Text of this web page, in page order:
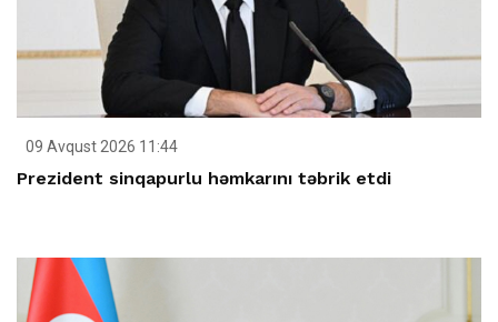
09 Avqust 2026 11:44
Prezident sinqapurlu həmkarını təbrik etdi